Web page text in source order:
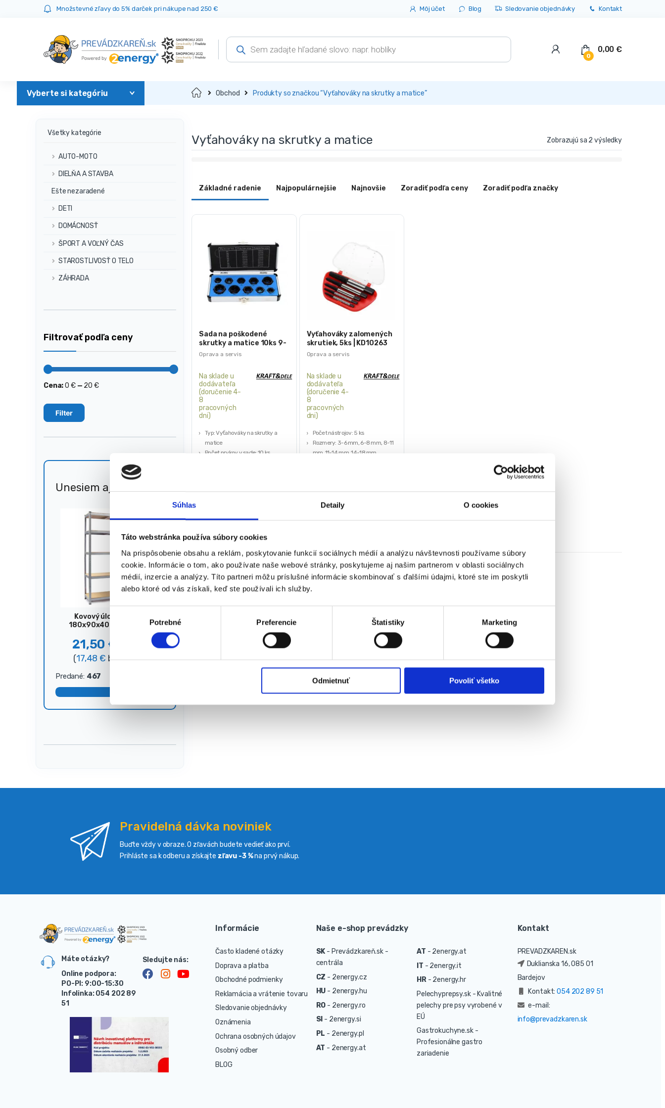
Súhlas Detaily O cookies
Táto webstránka používa súbory cookies
Na prispôsobenie obsahu a reklám, poskytovanie funkcií sociálnych médií a analýzu návštevnosti používame súbory
cookie. Informácie o tom, ako používate naše webové stránky, poskytujeme aj našim partnerom v oblasti sociálnych
médií, inzercie a analýzy. Títo partneri môžu príslušné informácie skombinovať s ďalšími údajmi, ktoré ste im poskytli
alebo ktoré od vás získali, keď ste používali ich služby.
e
r
l
Potrebné Preferencie Štatistiky Marketing
Odmietnuť Povoliť všetko
Množstevné zľavy do 5% darček pri nákupe nad 250 € Môj účet Blog Sledovanie objednávky Kontakt
Products
search
0
0,00€
Domov Obchod Produkty so značkou “Vyťahováky na skrutky a matice”
Vyťahováky na skrutky a matice Zobrazujú sa 2 výsledky
Základné radenie Najpopulárnejšie Najnovšie Zoradiť podľa ceny Zoradiť podľa značky
Oprava a servis
Sada na poškodené
skrutky a matice 10ks 9-
19mm | KD10268
Na sklade u
dodávateľa
(doručenie 4-
8
pracovných
dni)
Typ: Vyťahováky na skrutky a
matice
Počet prvkov v sade: 10 ks.
15,00€
★★★★★
Oprava a servis
Vyťahováky zalomených
skrutiek, 5ks | KD10263
Na sklade u
dodávateľa
(doručenie 4-
8
pracovných
dni)
Počet nástrojov: 5 ks
Rozmery: 3-6 mm, 6-8 mm, 8-11
mm, 11-14 mm, 14-18 mm
2,50€
2,03€bez DPH)
★★★★★
Zobrazujú sa 2 výsledky
Všetky kategórie
AUTO-MOTO
DIELŇA A STAVBA
Ešte nezaradené
DETI
DOMÁCNOSŤ
ŠPORT A VOĽNÝ ČAS
STAROSTLIVOSŤ O TELO
ZÁHRADA
Filtrovať podľa ceny
Minimálna
Maximálna
Filter
Cena:0 €— 20 €
Unesiem aj 🐎 51%
Kovový úložný regál,
180x90x40 cm, 875 kg,
21,50 €
(17,48€ bez DPH)
Predané: 467
Pravidelná dávka noviniek
Buďte vždy v obraze. O zľavách budete vedieť ako prví.
Prihláste sa k odberu a získajte zľavu -3 %na prvý nákup.
Máte otázky?
Online podpora:
PO-PI: 9:00-15:30
Infolinka: 054 202 89
51
Informácie
Často kladené otázky
Doprava a platba
Obchodné podmienky
Reklamácia a vrátenie tovaru
Sledovanie objednávky
Oznámenia
Ochrana osobných údajov
Osobný odber
BLOG
Naše e-shop prevádzky
SK - Prevádzkareň.sk -
centrála
CZ - 2energy.cz
HU - 2energy.hu
RO - 2energy.ro
SI - 2energy.si
PL - 2energy.pl
AT - 2energy.at
AT - 2energy.at
IT - 2energy.it
HR- 2energy.hr
Pelechyprepsy.sk - Kvalitné
pelechy pre psy vyrobené v
EÚ
Gastrokuchyne.sk -
Profesionálne gastro
zariadenie
Kontakt
PREVADZKAREN.sk
Duklianska 16, 085 01
Bardejov
Kontakt:054 202 89 51
e-mail:
info@prevadzkaren.sk